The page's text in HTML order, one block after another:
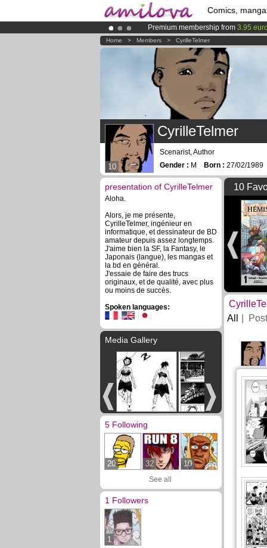
Comics,
Premium membership from 3.95
Already 100000membersand 1000
AmilovaKickstarter is now LIVE!.
Home > Members > CyrilleTelmer
10
CyrilleTelmer
Scenarist, Author
Gender : M Born : 27/02/
presentation of CyrilleTelmer
Aloha.
Alors, je me présente,
CyrilleTelmer, ingénieur en
informatique, et dessinateur de BD
amateur depuis assez longtemps.
J'aime bien la SF, la Fantasy, le
Japonais (langue), les mangas et
la bd en général.
J'essaie de faire des trucs
originaux, et de qualité, avec plus
ou moins de succès.
Spoken languages:
Media Gallery
5 Following
20 32 10
See all
1 Followers
1
10
All
Post